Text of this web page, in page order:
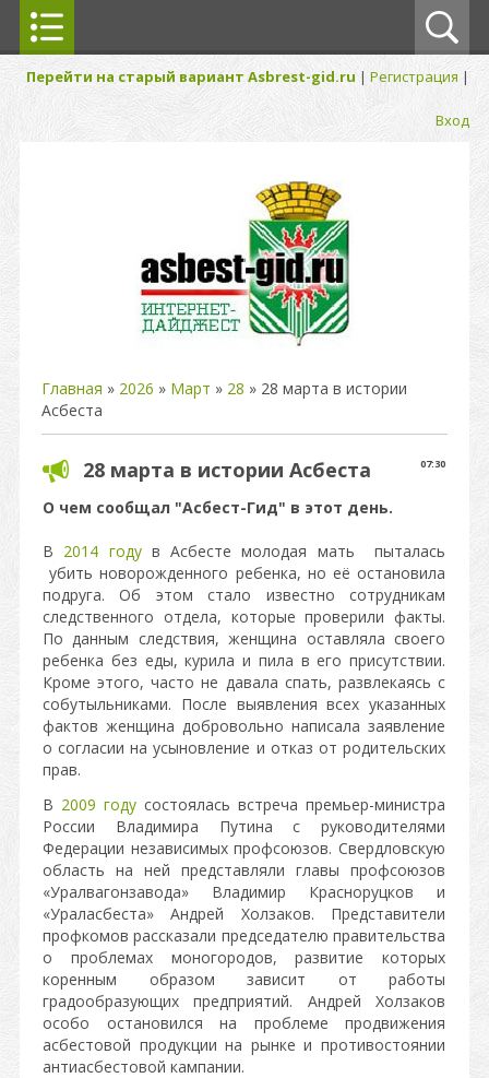
Перейти на старый вариант Asbrest-gid.ru | Регистрация |
Вход
Главная » 2026 » Март » 28 » 28 марта в истории
Асбеста
07:30
28 марта в истории Асбеста
О чем сообщал "Асбест-Гид" в этот день.
В 2014 годув Асбесте молодая мать пыталась
убить новорожденного ребенка, но её остановила
подруга. Об этом стало известно сотрудникам
следственного отдела, которые проверили факты.
По данным следствия, женщина оставляла своего
ребенка без еды, курила и пила в его присутствии.
Кроме этого, часто не давала спать, развлекаясь с
собутыльниками. После выявления всех указанных
фактов женщина добровольно написала заявление
о согласии на усыновление и отказ от родительских
прав.
В 2009 году состоялась встреча премьер-министра
России Владимира Путина с руководителями
Федерации независимых профсоюзов. Свердловскую
область на ней представляли главы профсоюзов
«Уралвагонзавода» Владимир Красноруцков и
«Ураласбеста» Андрей Холзаков. Представители
профкомов рассказали председателю правительства
о проблемах моногородов, развитие которых
коренным образом зависит от работы
градообразующих предприятий. Андрей Холзаков
особо остановился на проблеме продвижения
асбестовой продукции на рынке и противостоянии
антиасбестовой кампании.